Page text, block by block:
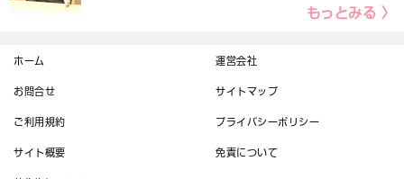
もっとみる 〉
ホーム 運営会社
お問合せ サイトマップ
ご利用規約 プライバシーポリシー
サイト概要 免責について